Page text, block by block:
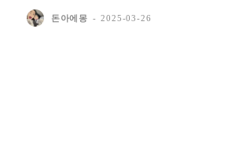
돈아에몽 - 2025-03-26